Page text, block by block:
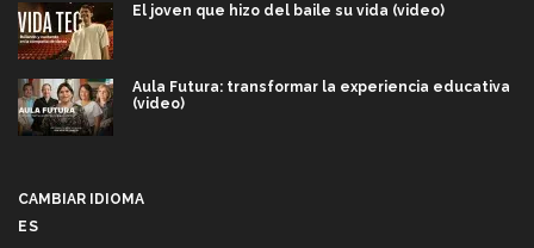
El joven que hizo del baile su vida (video)
Aula Futura: transformar la experiencia educativa
(video)
CAMBIAR IDIOMA
ES